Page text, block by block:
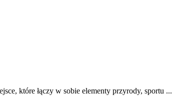
które łączy w sobie elementy przyrody, sportu ...